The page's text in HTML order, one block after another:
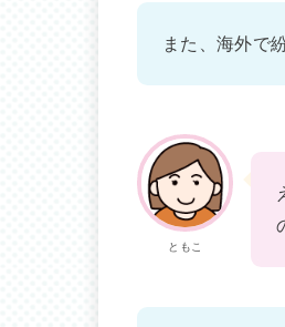
また、海外で
ともこ